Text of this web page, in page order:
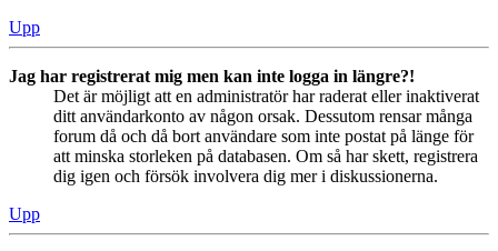
Upp
Jag har registrerat mig men kan inte logga in längre?!
Det är möjligt att en administratör har raderat eller inaktiverat
ditt användarkonto av någon orsak. Dessutom rensar många
forum då och då bort användare som inte postat på länge för
att minska storleken på databasen. Om så har skett, registrera
dig igen och försök involvera dig mer i diskussionerna.
Upp